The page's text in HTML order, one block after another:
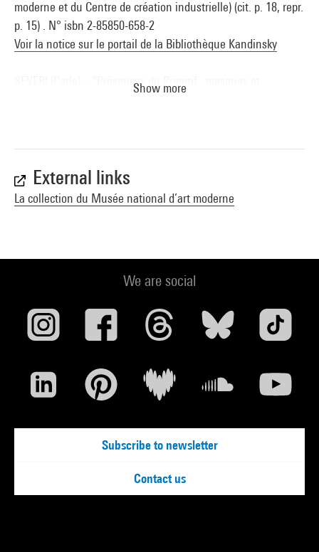
moderne et du Centre de création industrielle) (cit. p. 18, repr.
p. 15) . N° isbn 2-85850-658-2
Voir la notice sur le portail de la Bibliothèque Kandinsky
SEVERI (Carlo). - "Présences du Primitif : masques et
Voir la notice sur le portail de la Bibliothèque Kandinsky
St. James modern masterpieces : the best of art, architecture,
Voir la notice sur le portail de la Bibliothèque Kandinsky
Rendezvous : Masterpieces from the Centre Georges
Pompidou and the Guggenheim Museums : New York,
janvier 1999. - New York : Guggenheim Museum Paris/Centre
Georges Pompidou, 1998 (cat. n° 326, cit. p. 563, 592-593,
Voir la notice sur le portail de la Bibliothèque Kandinsky
coul., n.p. dans le fascicule Vite Magazine) . N° isbn 2-84426-
Show more
External links
La collection du Musée national d’art moderne
We are social
Subscribe to newsletter
Contact us